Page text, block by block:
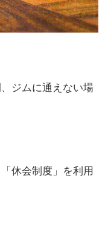
ジムに通えない場
休会制度」を利用